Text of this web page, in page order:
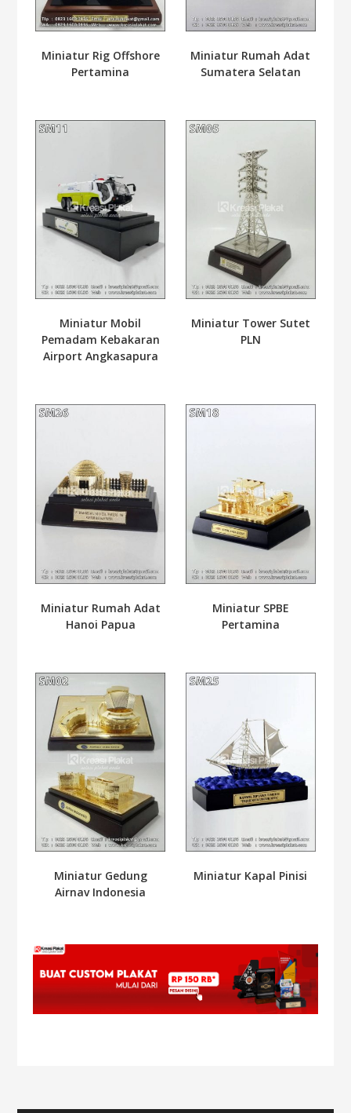
Miniatur Rig Offshore
Pertamina
Miniatur Rumah Adat
Sumatera Selatan
Miniatur Mobil
Pemadam Kebakaran
Airport Angkasapura
Miniatur Tower Sutet
PLN
Miniatur Rumah Adat
Hanoi Papua
Miniatur SPBE
Pertamina
Miniatur Gedung
Airnav Indonesia
Miniatur Kapal Pinisi